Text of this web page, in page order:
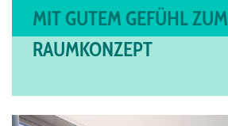
MIT GUTEM GEFÜHL ZUM
RAUMKONZEPT